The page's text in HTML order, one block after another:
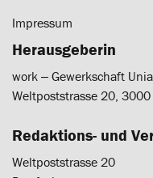
Impressum
Herausgeberin
work ‒ Gewerkschaft Unia
Weltpoststrasse 20, 3000
Redaktions- und
Weltpoststrasse 20